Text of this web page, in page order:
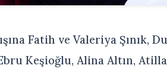
Fatih ve Valeriya Şınık,
Keşioğlu, Alina Altın,